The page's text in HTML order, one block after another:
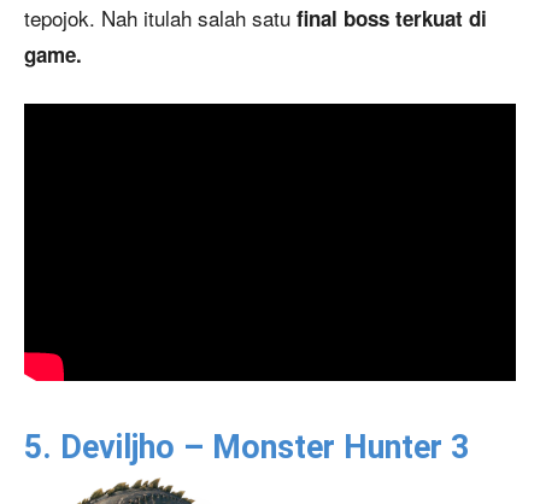
tepojok. Nah itulah salah satu final boss terkuat di
game.
5. Deviljho – Monster Hunter 3